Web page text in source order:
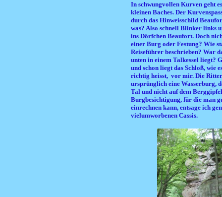
In schwungvollen Kurven geht
kleinen Baches. Der
durch das Hinweisschild
was? Also schnell Blinker links
ins Dörfchen Beaufort. Doch
einer Burg oder Festung? Wie
Reiseführer beschrieben? War
unten in einem Talkessel liegt?
und schon liegt das Schloß, wie
richtig heisst, vor mir. Die
ursprünglich eine Wasserburg,
Tal und nicht auf dem
Burgbesichtigung, für die man
einrechnen kann, entsage ich
vielumworbenen Cassis.